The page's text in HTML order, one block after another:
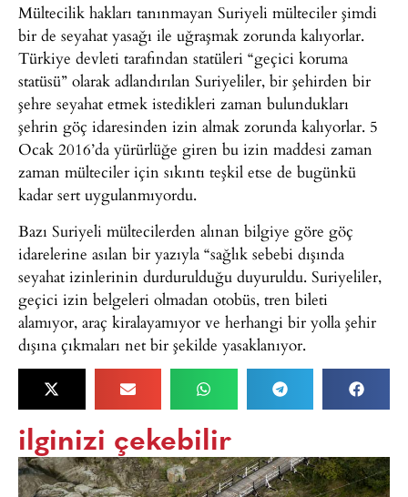
Mültecilik hakları tanınmayan Suriyeli mülteciler şimdi
bir de seyahat yasağı ile uğraşmak zorunda kalıyorlar.
Türkiye devleti tarafından statüleri “geçici koruma
statüsü” olarak adlandırılan Suriyeliler, bir şehirden bir
şehre seyahat etmek istedikleri zaman bulundukları
şehrin göç idaresinden izin almak zorunda kalıyorlar. 5
Ocak 2016’da yürürlüğe giren bu izin maddesi zaman
zaman mülteciler için sıkıntı teşkil etse de bugünkü
kadar sert uygulanmıyordu.
Bazı Suriyeli mültecilerden alınan bilgiye göre göç
idarelerine asılan bir yazıyla “sağlık sebebi dışında
seyahat izinlerinin durdurulduğu duyuruldu. Suriyeliler,
geçici izin belgeleri olmadan otobüs, tren bileti
alamıyor, araç kiralayamıyor ve herhangi bir yolla şehir
dışına çıkmaları net bir şekilde yasaklanıyor.
ilginizi çekebilir